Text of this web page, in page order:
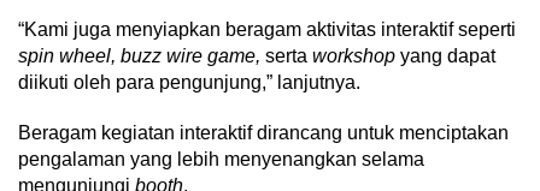
“Kami juga menyiapkan beragam aktivitas interaktif seperti
spin wheel, buzz wire game, serta workshop yang dapat
diikuti oleh para pengunjung,” lanjutnya.
Beragam kegiatan interaktif dirancang untuk menciptakan
pengalaman yang lebih menyenangkan selama
mengunjungi booth.